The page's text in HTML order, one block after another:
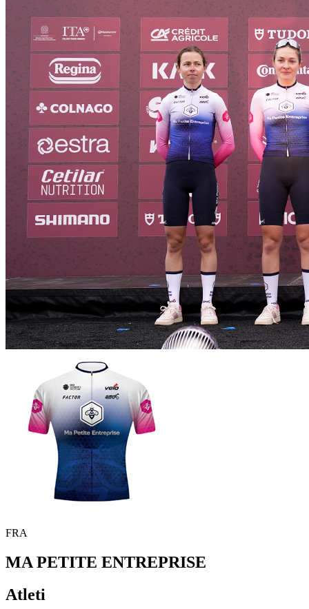
FRA
MA PETITE ENTREPRISE
Atleti